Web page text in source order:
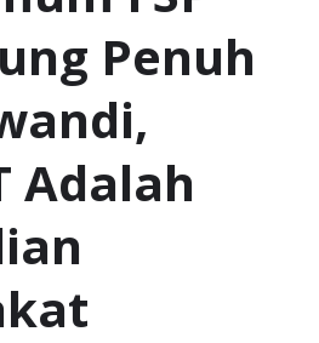
Penuh
Adalah